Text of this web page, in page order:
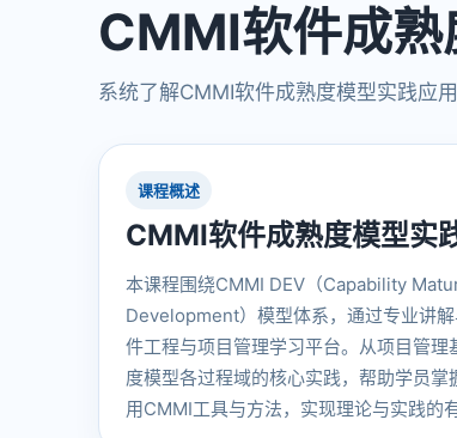
CMMI软件成熟
系统了解CMMI软件成熟度模型实践应
课程概述
CMMI软件成熟度模型实
本课程围绕CMMI DEV（Capability
Development）模型体系，通过专业讲
件工程与项目管理学习平台。从项目管
度模型各过程域的核心实践，帮助学员
用CMMI工具与方法，实现理论与实践的